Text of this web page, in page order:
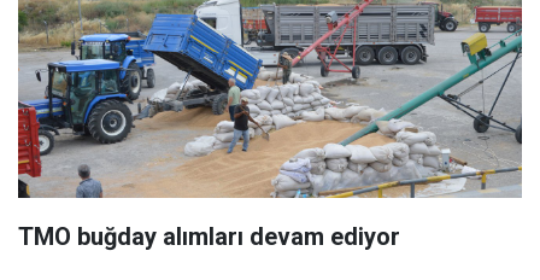
TMO buğday alımları devam ediyor